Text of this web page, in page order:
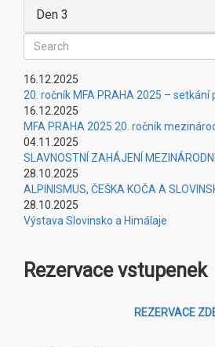
Den 3
Search
16.12.2025
20. ročník MFA PRAHA 2025 –
16.12.2025
04.11.2025
28.10.2025
28.10.2025
Výstava Slovinsko a Himálaje
Rezervace vstupenek
REZERVACE